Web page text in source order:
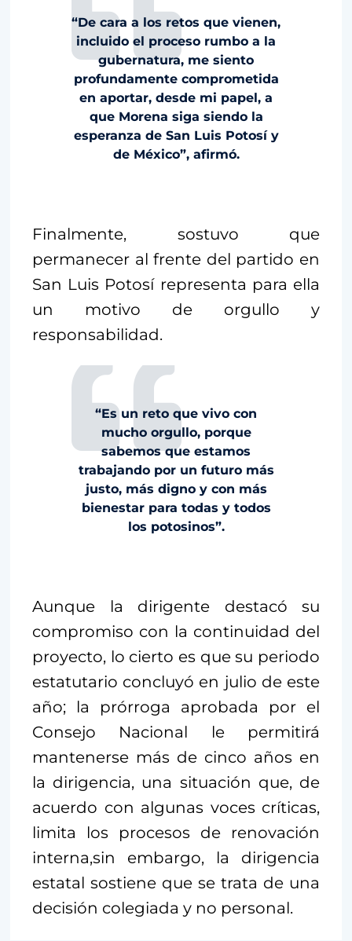
“De cara a los retos que vienen,
incluido el proceso rumbo a la
gubernatura, me siento
profundamente comprometida
en aportar, desde mi papel, a
que Morena siga siendo la
esperanza de San Luis Potosí y
de México”, afirmó.
Finalmente, sostuvo que
permanecer al frente del partido en
San Luis Potosí representa para ella
un motivo de orgullo y
responsabilidad.
“Es un reto que vivo con
mucho orgullo, porque
sabemos que estamos
trabajando por un futuro más
justo, más digno y con más
bienestar para todas y todos
los potosinos”.
Aunque la dirigente destacó su
compromiso con la continuidad del
proyecto, lo cierto es que su periodo
estatutario concluyó en julio de este
año; la prórroga aprobada por el
Consejo Nacional le permitirá
mantenerse más de cinco años en
la dirigencia, una situación que, de
acuerdo con algunas voces críticas,
limita los procesos de renovación
interna,sin embargo, la dirigencia
estatal sostiene que se trata de una
decisión colegiada y no personal.